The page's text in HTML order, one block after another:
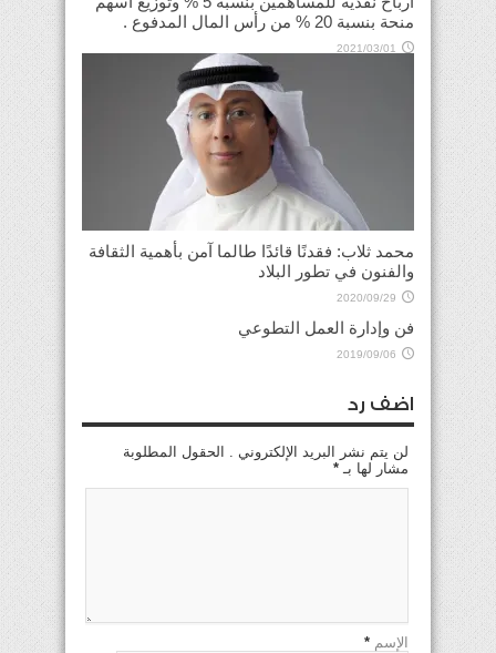
منحة بنسبة 20 % من رأس المال المدفوع .
2021/03/01
محمد ثلاب: فقدنًا قائدًا طالما آمن بأهمية الثقافة
والفنون في تطور البلاد
2020/09/29
فن وإدارة العمل التطوعي
2019/09/06
اضف رد
لن يتم نشر البريد الإلكتروني . الحقول المطلوبة
مشار لها بـ *
الإسم *